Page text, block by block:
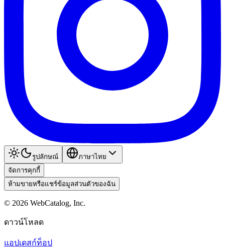
รูปลักษณ์
ภาษาไทย
จัดการคุกกี้
ห้ามขายหรือแชร์ข้อมูลส่วนตัวของฉัน
© 2026 WebCatalog, Inc.
ดาวน์โหลด
แอปเดสก์ท็อป